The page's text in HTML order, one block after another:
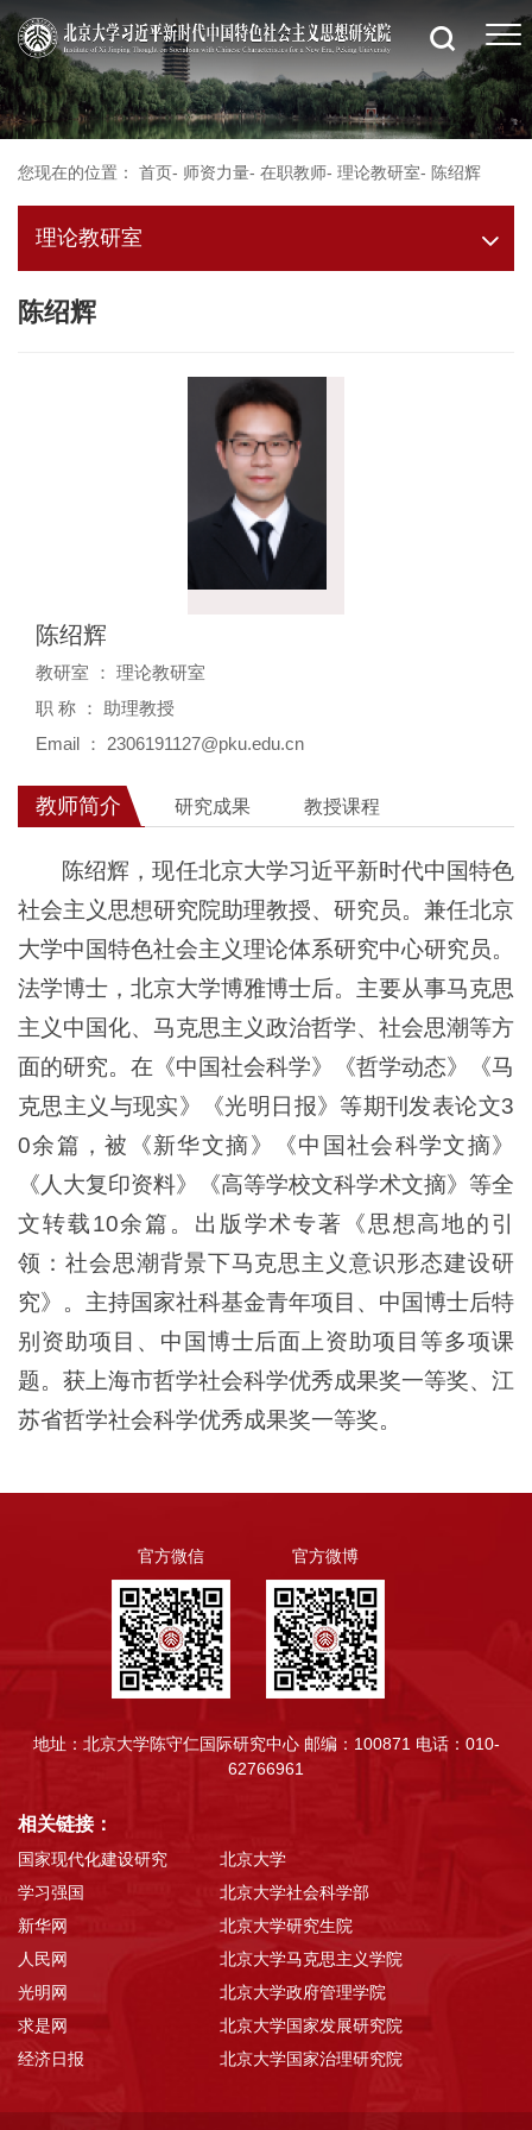
您现在的位置： 首页- 师资力量- 在职教师- 理论教研室- 陈绍辉
理论教研室
陈绍辉
陈绍辉
教研室 ： 理论教研室
职 称 ： 助理教授
Email ： 2306191127@pku.edu.cn
教师简介 研究成果 教授课程
陈绍辉，现任北京大学习近平新时代中国特色
社会主义思想研究院助理教授、研究员。兼任北京
大学中国特色社会主义理论体系研究中心研究员。
法学博士，北京大学博雅博士后。主要从事马克思
主义中国化、马克思主义政治哲学、社会思潮等方
面的研究。在《中国社会科学》《哲学动态》《马
克思主义与现实》《光明日报》等期刊发表论文3
0余篇，被《新华文摘》《中国社会科学文摘》
《人大复印资料》《高等学校文科学术文摘》等全
文转载10余篇。出版学术专著《思想高地的引
领：社会思潮背景下马克思主义意识形态建设研
究》。主持国家社科基金青年项目、中国博士后特
别资助项目、中国博士后面上资助项目等多项课
题。获上海市哲学社会科学优秀成果奖一等奖、江
苏省哲学社会科学优秀成果奖一等奖。
官方微信 官方微博
地址：北京大学陈守仁国际研究中心 邮编：100871 电话：010-
62766961
相关链接：
国家现代化建设研究
学习强国
新华网
人民网
光明网
求是网
经济日报
北京大学
北京大学社会科学部
北京大学研究生院
北京大学马克思主义学院
北京大学政府管理学院
北京大学国家发展研究院
北京大学国家治理研究院